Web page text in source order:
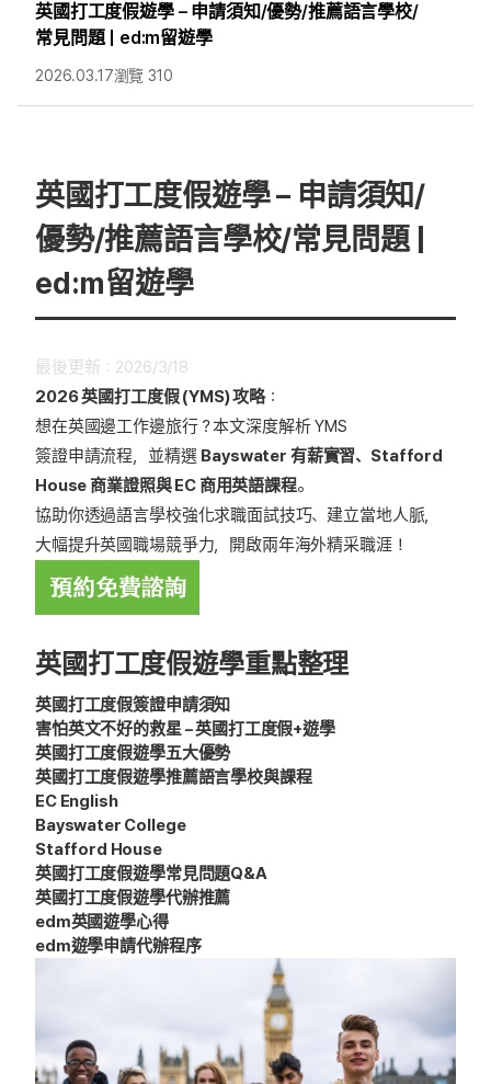
英國打工度假遊學 – 申請須知/優勢/推薦語言學校/
常見問題 | ed:m留遊學
2026.03.17瀏覽 310
英國打工度假遊學 – 申請須知/
優勢/推薦語言學校/常見問題 |
ed:m留遊學
最後更新：2026/3/18
2026 英國打工度假 (YMS) 攻略：
想在英國邊工作邊旅行？本文深度解析 YMS
簽證申請流程，並精選 Bayswater 有薪實習、Stafford
House 商業證照與 EC 商用英語課程。
協助你透過語言學校強化求職面試技巧、建立當地人脈，
大幅提升英國職場競爭力，開啟兩年海外精采職涯！
英國打工度假遊學重點整理
英國打工度假簽證申請須知
害怕英文不好的救星 – 英國打工度假+遊學
英國打工度假遊學五大優勢
英國打工度假遊學推薦語言學校與課程
EC English
Bayswater College
Stafford House
英國打工度假遊學常見問題Q&A
英國打工度假遊學代辦推薦
edm英國遊學心得
edm遊學申請代辦程序